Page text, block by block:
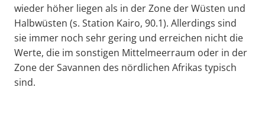
wieder höher liegen als in der Zone der Wüsten und
Halbwüsten (s. Station Kairo, 90.1). Allerdings sind
sie immer noch sehr gering und erreichen nicht die
Werte, die im sonstigen Mittelmeerraum oder in der
Zone der Savannen des nördlichen Afrikas typisch
sind.